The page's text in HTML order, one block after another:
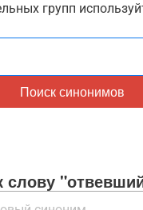
групп
Поиск синонимов